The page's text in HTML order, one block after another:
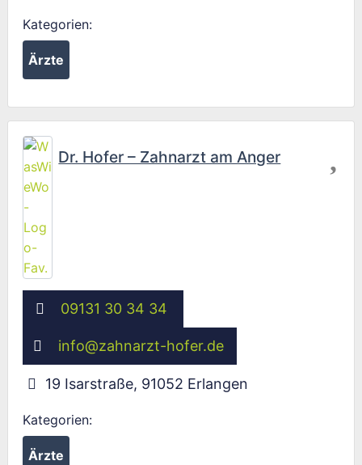
Kategorien:
Ärzte
Dr. Hofer – Zahnarzt am Anger
09131 30 34 34
info@zahnarzt-hofer.de
19 Isarstraße, 91052 Erlangen
Kategorien:
Ärzte